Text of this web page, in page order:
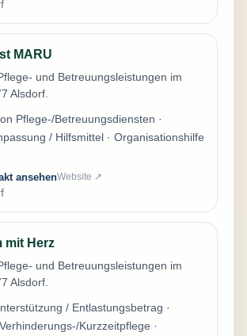
MARU
und Betreuungsleistungen im
Alsdorf.
Pflege-/Betreuungsdiensten ·
/ Hilfsmittel · Organisationshilfe
ansehenWebsite ↗
mit Herz
und Betreuungsleistungen im
Alsdorf.
/ Entlastungsbetrag ·
Kurzzeitpflege ·